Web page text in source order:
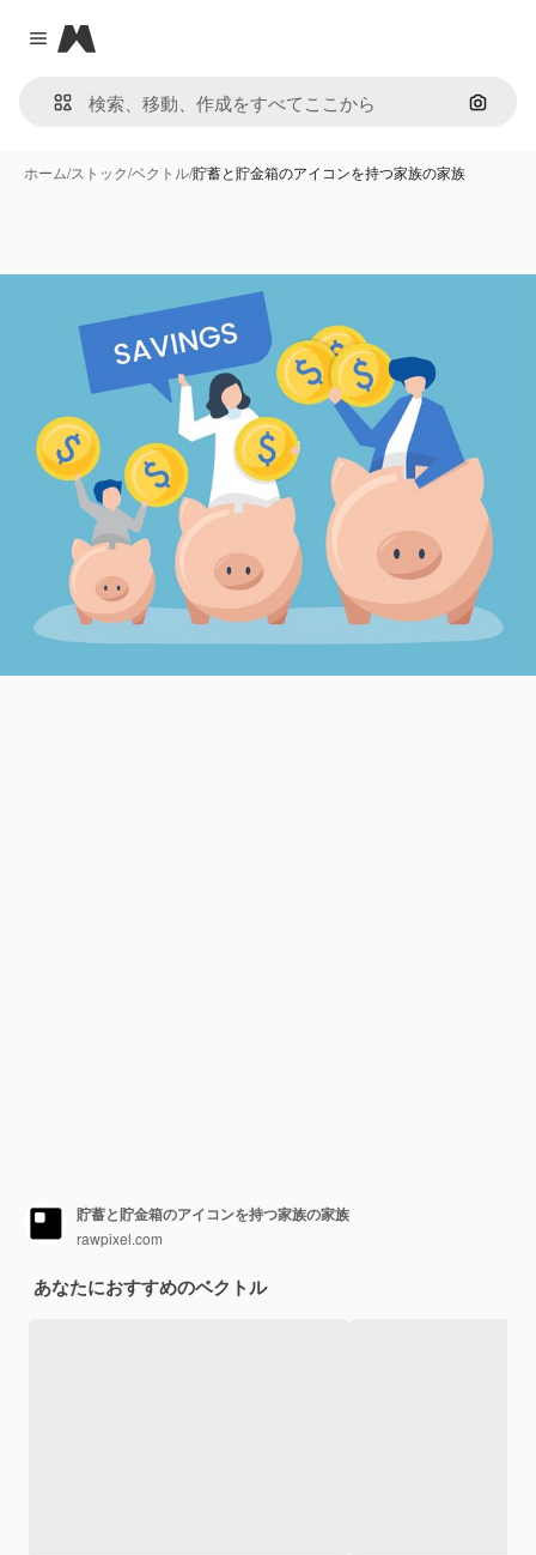
Close menu
Magnific
画像で
ホーム/ストック/ベクトル/貯蓄と貯金箱のアイコンを持つ家族の家族
貯蓄と貯金箱のアイコンを持つ家族の家族
rawpixel.com
あなたにおすすめのベクトル